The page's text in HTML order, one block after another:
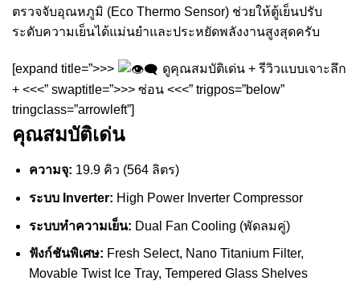
ตรวจจับอุณหภูมิ (Eco Thermo Sensor) ช่วยให้ตู้เย็นปรับ
ระดับความเย็นได้แม่นยำและประหยัดพลังงานสูงสุดครับ
[expand title=”>>>
ดูคุณสมบัติเด่น + รีวิวแบบเจาะลึก
+ <<<” swaptitle=”>>> ซ่อน <<<” trigpos=”below”
tringclass=”arrowleft”]
คุณสมบัติเด่น
ความจุ: 19.9 คิว (564 ลิตร)
ระบบ Inverter: High Power Inverter Compressor
ระบบทำความเย็น: Dual Fan Cooling (พัดลมคู่)
ฟังก์ชันพิเศษ: Fresh Select, Nano Titanium Filter,
Movable Twist Ice Tray, Tempered Glass Shelves